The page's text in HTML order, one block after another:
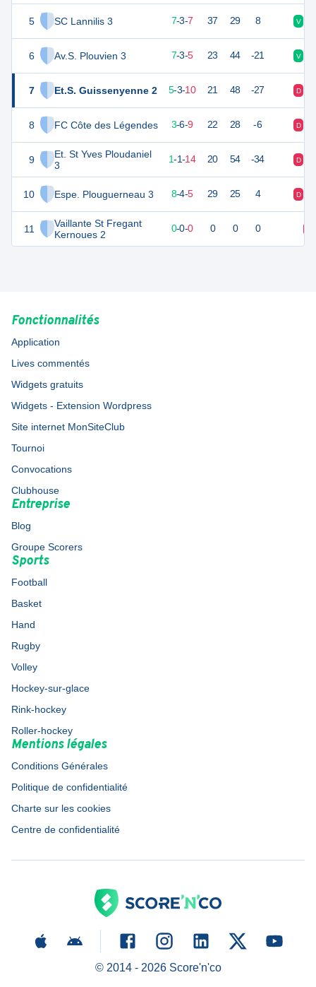
5 SC Lannilis 3
6 Av.S. Plouvien 3
7 Et.S. Guissenyenne 2
8 FC Côte des Légendes
9
Et. St Yves Ploudaniel
3
10 Espe. Plouguerneau 3
11
Vaillante St Fregant
Kernoues 2
7-3-7 37 29 8 V
21 7-3-5 23 44 -21 V
18 18 5-3-10 21 48 -27 D
15 18 3-6-9 22 28 -6 D
2 18 1-1-14 20 54 -34 D
27 18 8-4-5 29 25 4 D
0 0-0-0 0 0 0
Fonctionnalités
Application
Lives commentés
Widgets gratuits
Widgets - Extension Wordpress
Site internet MonSiteClub
Tournoi
Convocations
Clubhouse
Entreprise
Blog
Groupe Scorers
Sports
Football
Basket
Hand
Rugby
Volley
Hockey-sur-glace
Rink-hockey
Roller-hockey
Mentions légales
Conditions Générales
Politique de confidentialité
Charte sur les cookies
Centre de confidentialité
© 2014 - 2026Score'n'co